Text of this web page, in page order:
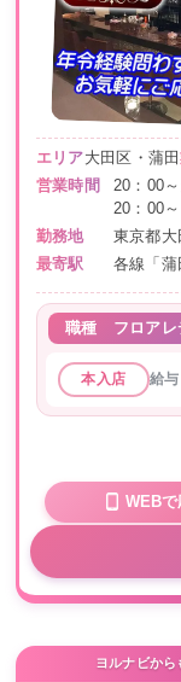
エリア大田区・蒲田
営業時間
20：00
20：00
勤務地
東京都
最寄駅
各線「蒲
職種 フロアレ
本入店 給与
WEBで
ヨルナビか